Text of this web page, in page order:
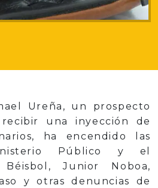
Ureña, un prospecto
una inyección de
ha encendido las
Público y el
Béisbol, Junior Noboa,
y otras denuncias de